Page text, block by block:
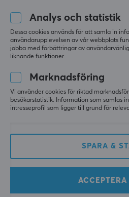
Anders T
Verifierad köpare
Har inte använt den än
Lanberg 30 Meter Cat6 FTP Nätverkskabel
Groovy Private
Fungerar kanon. Kabeln är
synns på bilden. Samt så
Analys och statistik
Dessa cookies används för att samla in
användarupplevelsen av vår webbplats
jobba med förbättringar av
liknande funktioner.
Marknadsföring
Vi använder cookies för riktad
besökarstatistik. Information som samlas
intresseprofil som ligger till grund för
SPARA &
ACCEPTERA